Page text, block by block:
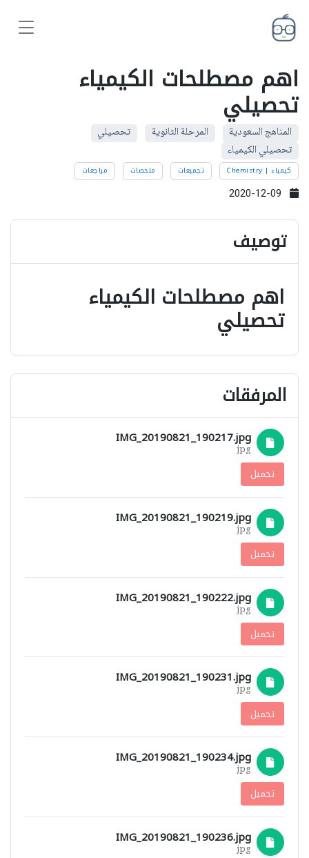
اهم مصطلحات الكيمياء
تحصيلي
المناهج السعودية المرحلة الثانوية
تحصيلي
تحصيلي الكيمياء
كيمياء | Chemistry تجميعات ملخصات مراجعات
توصيف
اهم مصطلحات الكيمياء
تحصيلي
المرفقات
IMG_20190821_190217.jpg
jpg
تحميل
IMG_20190821_190219.jpg
jpg
تحميل
IMG_20190821_190222.jpg
jpg
تحميل
IMG_20190821_190231.jpg
jpg
تحميل
IMG_20190821_190234.jpg
jpg
تحميل
IMG_20190821_190236.jpg
jpg